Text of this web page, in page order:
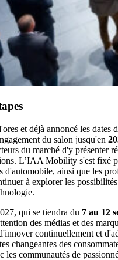
et déjà annoncé les dates
du salon jusqu'en
du marché d'y présenter
L’IAA Mobility s'est fixé
d'automobile, ainsi que les
à explorer les
qui se tiendra du 7 au 12
des médias et des
continuellement et
changeantes des
les communautés de